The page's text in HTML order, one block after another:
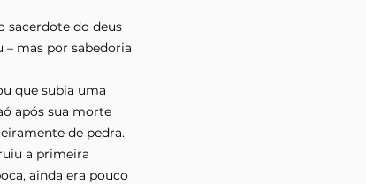
sacerdote do deus
mas por sabedoria
que subia uma
após sua morte
de pedra.
a primeira
ainda era pouco